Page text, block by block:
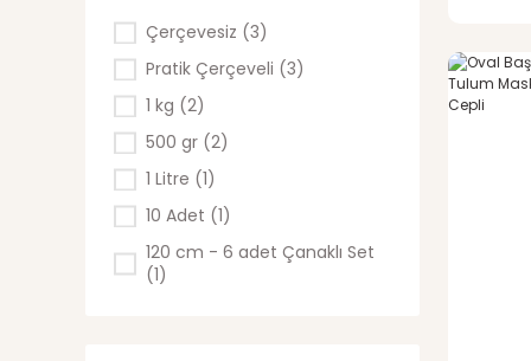
Çerçevesiz (3)
Pratik Çerçeveli (3)
1 kg (2)
500 gr (2)
1 Litre (1)
10 Adet (1)
120 cm - 6 adet Çanaklı Set
(1)